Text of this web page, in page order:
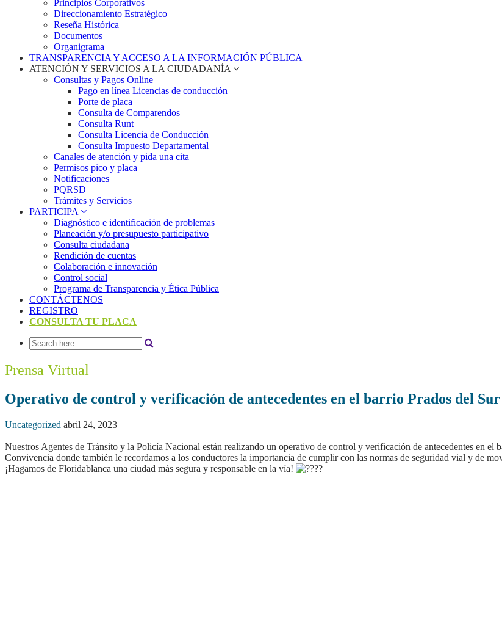
Principios Corporativos
Direccionamiento Estratégico
Reseña Histórica
Documentos
Organigrama
TRANSPARENCIA Y ACCESO A LA INFORMACIÓN PÚBLICA
ATENCIÓN Y SERVICIOS A LA CIUDADANÍA
Consultas y Pagos Online
Pago en línea Licencias de conducción
Porte de placa
Consulta de Comparendos
Consulta Runt
Consulta Licencia de Conducción
Consulta Impuesto Departamental
Canales de atención y pida una cita
Permisos pico y placa
Notificaciones
PQRSD
Trámites y Servicios
PARTICIPA
Diagnóstico e identificación de problemas
Planeación y/o presupuesto participativo​
Consulta ciudadana
Rendición de cuentas
Colaboración e innovación
Control social
Programa de Transparencia y Ética Pública
CONTÁCTENOS
REGISTRO
CONSULTA TU PLACA
Prensa Virtual
Operativo de control y verificación de antecedentes en el barrio Prados del Sur
Uncategorized abril 24, 2023
Nuestros Agentes de Tránsito y la Policía Nacional están realizando un operativo de control y verificación de antecedentes en el
Convivencia donde también le recordamos a los conductores la importancia de cumplir con las normas de seguridad vial y de
¡Hagamos de Floridablanca una ciudad más segura y responsable en la vía!